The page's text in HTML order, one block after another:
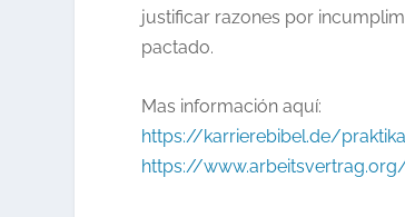
justificar razones por
pactado.
Mas información aquí:
https://karrierebibel.de/
https://